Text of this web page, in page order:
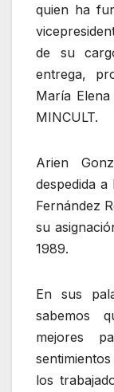
quien ha
de su
entrega,
María
MINCULT.
Arien
despedida
Fernández
su
1989.
En sus
sabemos
mejores
los